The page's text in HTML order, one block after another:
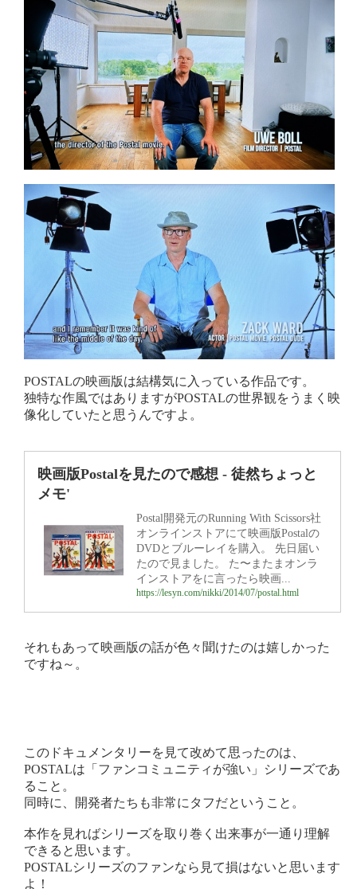
POSTALの映画版は結構気に入っている作品です。
独特な作風ではありますがPOSTALの世界観をうまく映
像化していたと思うんですよ。
映画版Postalを見たので感想 - 徒然ちょっと
メモ'
Postal開発元のRunning With Scissors社
オンラインストアにて映画版Postalの
DVDとブルーレイを購入。 先日届い
たので見ました。 た〜またまオンラ
インストアをに言ったら映画...
https://lesyn.com/nikki/2014/07/postal.html
それもあって映画版の話が色々聞けたのは嬉しかった
ですね～。
このドキュメンタリーを見て改めて思ったのは、
POSTALは「ファンコミュニティが強い」シリーズであ
ること。
同時に、開発者たちも非常にタフだということ。
本作を見ればシリーズを取り巻く出来事が一通り理解
できると思います。
POSTALシリーズのファンなら見て損はないと思います
よ！